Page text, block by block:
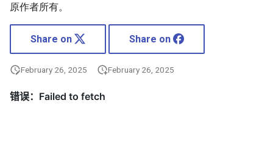
原作者所有。
Share on Share on
February 26, 2025 February 26, 2025